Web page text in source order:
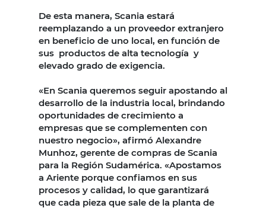
De esta manera, Scania estará
reemplazando a un proveedor extranjero
en beneficio de uno local, en función de
sus productos de alta tecnología y
elevado grado de exigencia.
«En Scania queremos seguir apostando al
desarrollo de la industria local, brindando
oportunidades de crecimiento a
empresas que se complementen con
nuestro negocio», afirmó Alexandre
Munhoz, gerente de compras de Scania
para la Región Sudamérica. «Apostamos
a Ariente porque confiamos en sus
procesos y calidad, lo que garantizará
que cada pieza que sale de la planta de